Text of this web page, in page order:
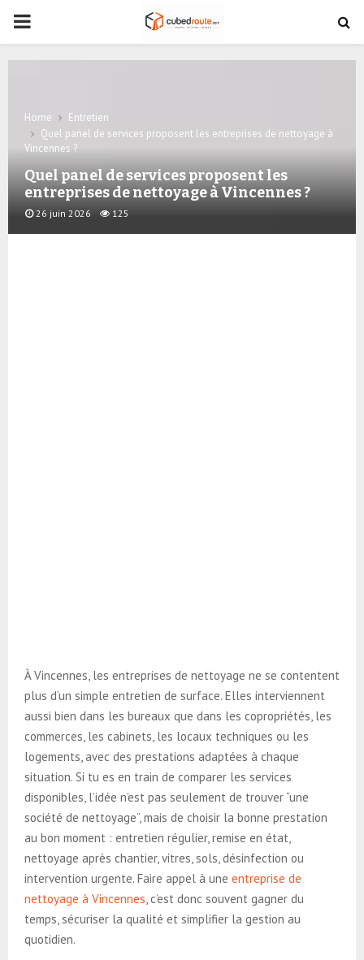
PRIMARY
MENU
Home
Entretien
Quel panel de services proposent les entreprises de nettoyage à
Vincennes ?
Quel panel de services proposent les
entreprises de nettoyage à Vincennes ?
26 juin 2026 125
À Vincennes, les entreprises de nettoyage ne se contentent
plus d’un simple entretien de surface. Elles interviennent
aussi bien dans les bureaux que dans les copropriétés, les
commerces, les cabinets, les locaux techniques ou les
logements, avec des prestations adaptées à chaque
situation. Si tu es en train de comparer les services
disponibles, l’idée n’est pas seulement de trouver “une
société de nettoyage”, mais de choisir la bonne prestation
au bon moment : entretien régulier, remise en état,
nettoyage après chantier, vitres, sols, désinfection ou
intervention urgente. Faire appel à une entreprise de
nettoyage à Vincennes , c’est donc souvent gagner du
temps, sécuriser la qualité et simplifier la gestion au
quotidien.